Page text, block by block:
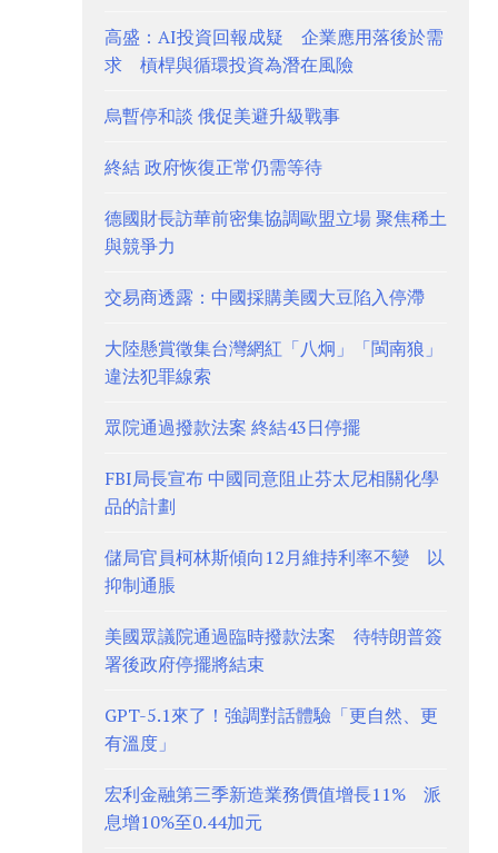
高盛：AI投資回報成疑 企業應用落後於需
求 槓桿與循環投資為潛在風險
烏暫停和談 俄促美避升級戰事
終結 政府恢復正常仍需等待
德國財長訪華前密集協調歐盟立場 聚焦稀土
與競爭力
交易商透露：中國採購美國大豆陷入停滯
大陸懸賞徵集台灣網紅「八炯」「閩南狼」
違法犯罪線索
眾院通過撥款法案 終結43日停擺
FBI局長宣布 中國同意阻止芬太尼相關化學
品的計劃
儲局官員柯林斯傾向12月維持利率不變 以
抑制通脹
美國眾議院通過臨時撥款法案 待特朗普簽
署後政府停擺將結束
GPT-5.1來了！強調對話體驗「更自然、更
有溫度」
宏利金融第三季新造業務價值增長11% 派
息增10%至0.44加元